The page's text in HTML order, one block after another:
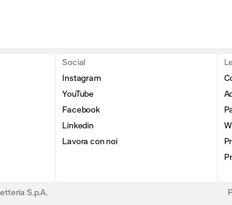
Social
Instagram
YouTube
Facebook
Linkedin
Lavora con noi
S.p.A.